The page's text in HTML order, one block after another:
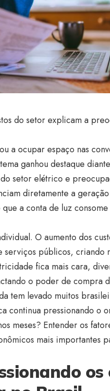
do setor explicam a
a ocupar espaço nas
ganhou destaque
setor elétrico e
diretamente a
a conta de luz
O aumento dos
serviços públicos, criando
fica mais cara,
o poder de compra
tem levado muitos
continua pressionando o
meses? Entender os
mais importantes
os